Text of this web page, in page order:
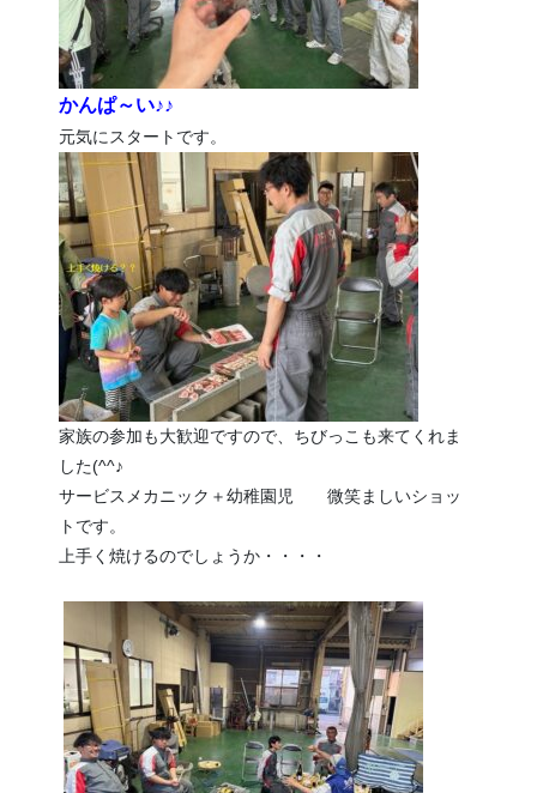
かんぱ～い♪♪
元気にスタートです。
家族の参加も大歓迎ですので、ちびっこも来てくれま
した(^^♪
サービスメカニック＋幼稚園児 微笑ましいショッ
トです。
上手く焼けるのでしょうか・・・・